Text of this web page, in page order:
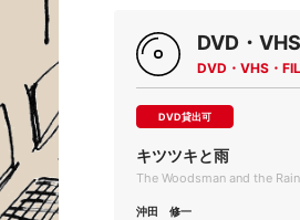
DVD・
DVD・VHS・
DVD貸出可
キツツキと雨
The Woodsman and the
沖田 修一